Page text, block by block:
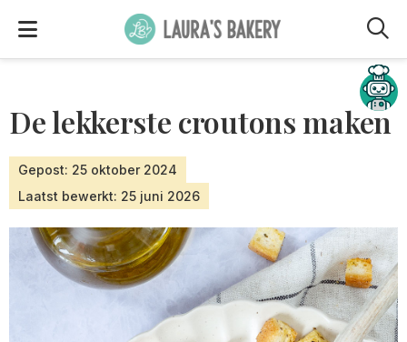
De lekkerste croutons maken
Gepost: 25 oktober 2024
Laatst bewerkt: 25 juni 2026